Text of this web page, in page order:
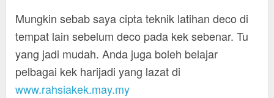
Mungkin sebab saya cipta teknik latihan deco di
tempat lain sebelum deco pada kek sebenar. Tu
yang jadi mudah. Anda juga boleh belajar
pelbagai kek harijadi yang lazat di
www.rahsiakek.may.my